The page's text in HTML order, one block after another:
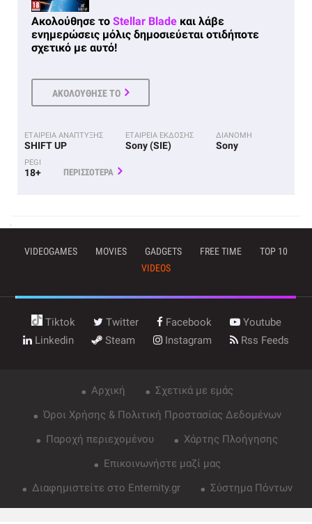
Ακολούθησε το Stellar Blade και λάβε
ενημερώσεις μόλις δημοσιεύεται οτιδήποτε
σχετικό με αυτό!
ΑΚΟΛΟΥΘΗΣΕ ΤΟ
ΕΤΑΙΡΕΙΑ ΑΝΑΠΤΥΞΗΣ
SHIFT UP
ΕΤΑΙΡΕΙΑ ΕΚΔΟΣΗΣ
Sony (SIE)
ΔΙΑΝΟΜΗ
Sony
PEGI
18+ ΠΕΡΙΣΣΟΤΕΡΑ
VIDEOGAMES MOVIES GADGETS FREE TIME
TOP 10
VIDEOS
Tiktok Twitter Facebook
Youtube
Linkedin
Steam Instagram Rss Feeds
Αρχική
Σχετικά με εμάς
Όροι Χρήσης & Πολιτική Προστασίας Δεδομένων
Παροχή περιεχομένου
Χάρτης Πλοήγησης
Επικοινωνήστε μαζί μας
Διαφημιστείτε στο Enternity.gr
Σύστημα Πόντων